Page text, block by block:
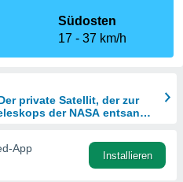
Südosten
17
37 km/h
private Satellit, der zur
der NASA entsandt
App
Installieren